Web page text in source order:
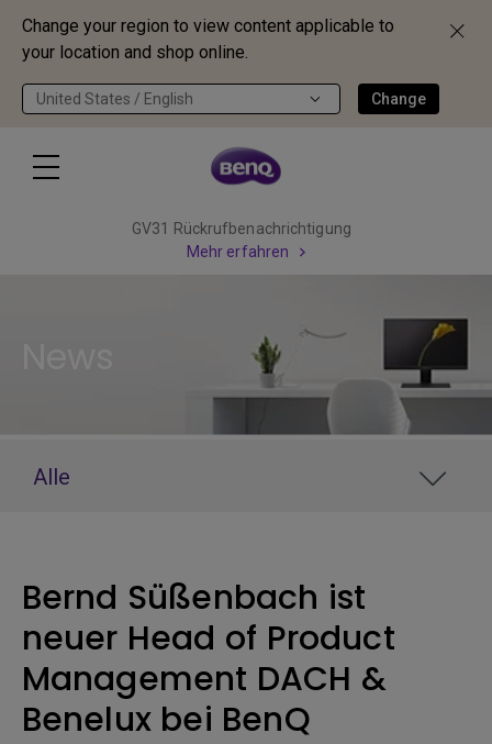
Change your region to view content applicable to
your location and shop online.
United States / English Change
GV31 Rückrufbenachrichtigung
Mehr erfahren
Alle
Bernd Süßenbach ist
neuer Head of Product
Management DACH &
Benelux bei BenQ